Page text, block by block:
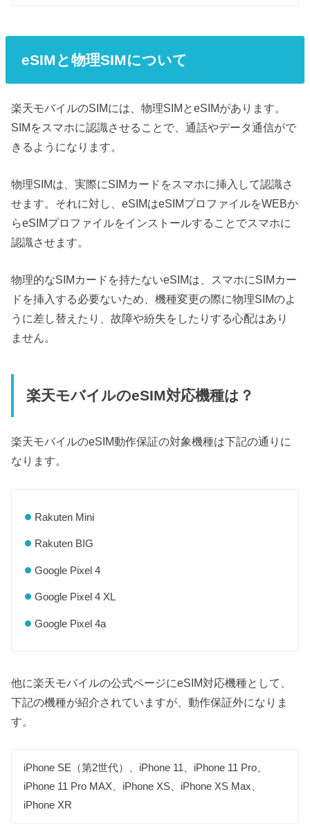
eSIMと物理SIMについて
楽天モバイルのSIMには、物理SIMとeSIMがあります。
SIMをスマホに認識させることで、通話やデータ通信がで
きるようになります。
物理SIMは、実際にSIMカードをスマホに挿入して認識さ
せます。それに対し、eSIMはeSIMプロファイルをWEBか
らeSIMプロファイルをインストールすることでスマホに
認識させます。
物理的なSIMカードを持たないeSIMは、スマホにSIMカー
ドを挿入する必要ないため、機種変更の際に物理SIMのよ
うに差し替えたり、故障や紛失をしたりする心配はあり
ません。
楽天モバイルのeSIM対応機種は？
楽天モバイルのeSIM動作保証の対象機種は下記の通りに
なります。
Rakuten Mini
Rakuten BIG
Google Pixel 4
Google Pixel 4 XL
Google Pixel 4a
他に楽天モバイルの公式ページにeSIM対応機種として、
下記の機種が紹介されていますが、動作保証外になりま
す。
iPhone SE（第2世代）、iPhone 11、iPhone 11 Pro、
iPhone 11 Pro MAX、iPhone XS、iPhone XS Max、
iPhone XR